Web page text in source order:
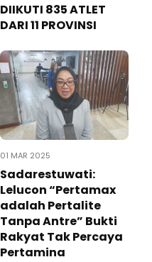
DIIKUTI 835 ATLET
DARI 11 PROVINSI
01 MAR 2025
Sadarestuwati:
Lelucon “Pertamax
adalah Pertalite
Tanpa Antre” Bukti
Rakyat Tak Percaya
Pertamina